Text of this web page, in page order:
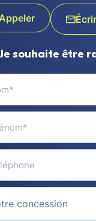
Je souhaite être